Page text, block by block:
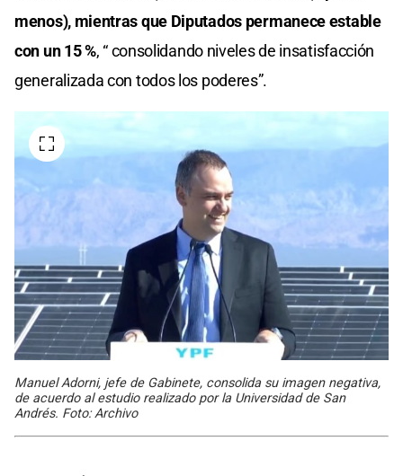
menos), mientras que Diputados permanece estable
con un 15 %, “ consolidando niveles de insatisfacción
generalizada con todos los poderes”.
Manuel Adorni, jefe de Gabinete, consolida su imagen negativa,
de acuerdo al estudio realizado por la Universidad de San
Andrés. Foto: Archivo